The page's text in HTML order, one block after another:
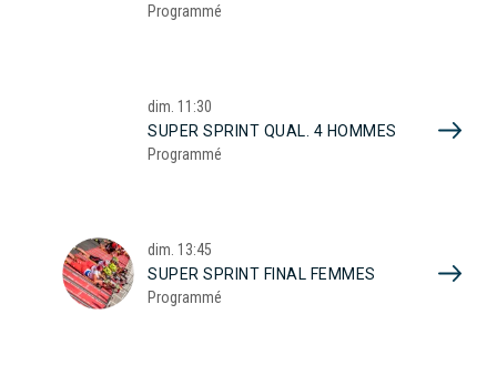
Programmé
dim. 11:30
SUPER SPRINT QUAL. 4 HOMMES
Programmé
dim. 13:45
SUPER SPRINT FINAL FEMMES
Programmé